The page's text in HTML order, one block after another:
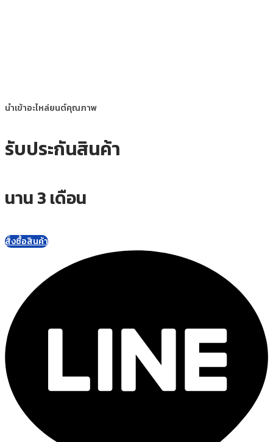
นำเข้าอะไหล่ยนต์คุณภาพ
รับประกันสินค้า
นาน 3 เดือน
สั่งซื้อสินค้า